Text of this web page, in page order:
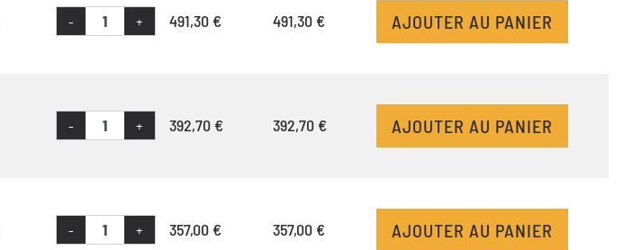
- + 491,30 € 491,30 € AJOUTER AU PANIER
- + 392,70 € 392,70 € AJOUTER AU PANIER
- + 357,00 € 357,00 € AJOUTER AU PANIER